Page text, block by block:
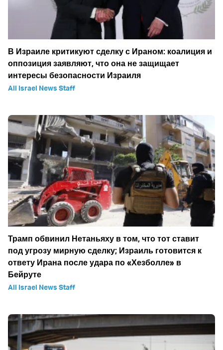
В Израиле критикуют сделку с Ираном: коалиция и
оппозиция заявляют, что она не защищает
интересы безопасности Израиля
All Israel News Staff
Трамп обвинил Нетаньяху в том, что тот ставит
под угрозу мирную сделку; Израиль готовится к
ответу Ирана после удара по «Хезболле» в
Бейруте
All Israel News Staff